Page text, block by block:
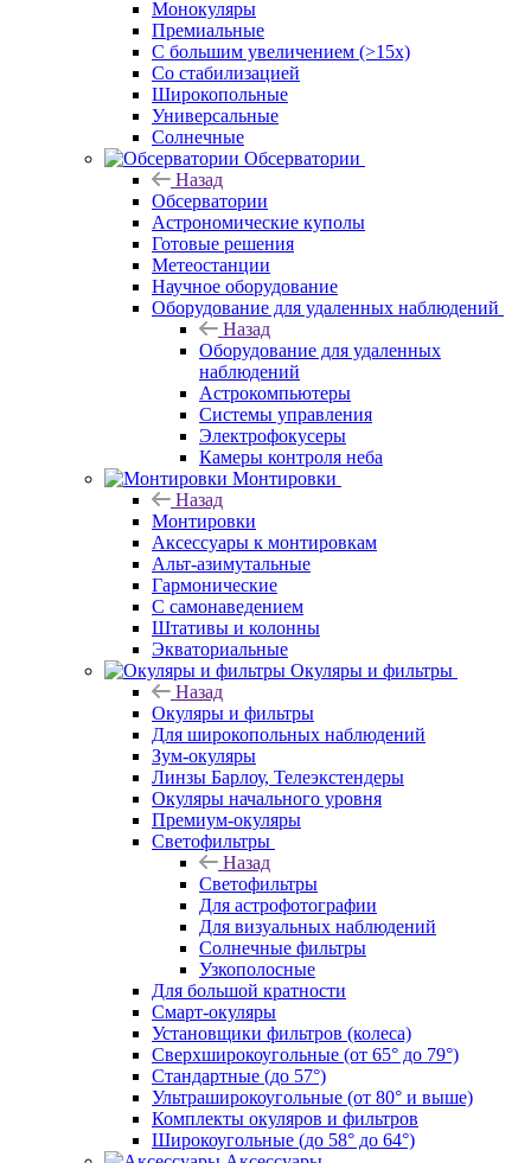
Монокуляры
Премиальные
С большим увеличением (>15x)
Со стабилизацией
Широкопольные
Универсальные
Солнечные
Обсерватории
Назад
Обсерватории
Астрономические куполы
Готовые решения
Метеостанции
Научное оборудование
Оборудование для удаленных наблюдений
Назад
Оборудование для удаленных
наблюдений
Астрокомпьютеры
Системы управления
Электрофокусеры
Камеры контроля неба
Монтировки
Назад
Монтировки
Аксессуары к монтировкам
Альт-азимутальные
Гармонические
С самонаведением
Штативы и колонны
Экваториальные
Окуляры и фильтры
Назад
Окуляры и фильтры
Для широкопольных наблюдений
Зум-окуляры
Линзы Барлоу, Телеэкстендеры
Окуляры начального уровня
Премиум-окуляры
Светофильтры
Назад
Светофильтры
Для астрофотографии
Для визуальных наблюдений
Солнечные фильтры
Узкополосные
Для большой кратности
Смарт-окуляры
Установщики фильтров (колеса)
Сверхширокоугольные (от 65° до 79°)
Стандартные (до 57°)
Ультраширокоугольные (от 80° и выше)
Комплекты окуляров и фильтров
Широкоугольные (до 58° до 64°)